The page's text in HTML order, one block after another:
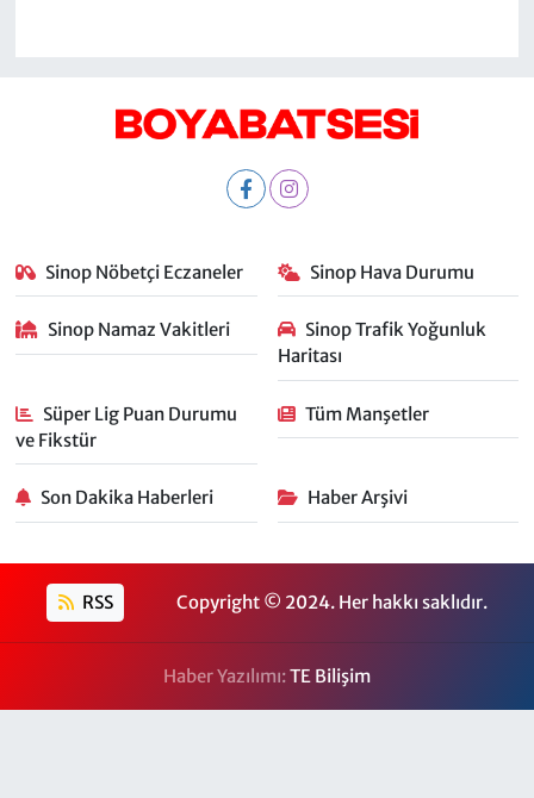
Sinop Nöbetçi Eczaneler Sinop Hava Durumu
Sinop Namaz Vakitleri
Sinop Trafik Yoğunluk
Haritası
Süper Lig Puan Durumu
ve Fikstür
Tüm Manşetler
Son Dakika Haberleri Haber Arşivi
RSS Copyright © 2024. Her hakkı saklıdır.
Haber Yazılımı:TE Bilişim